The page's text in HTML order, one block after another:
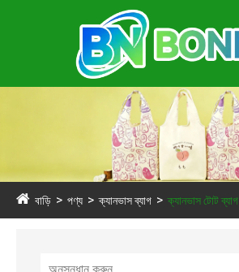
বাড়ি পণ্য ক্যানভাস ব্যাগ ক্যানভাস টোট ব্যাগ